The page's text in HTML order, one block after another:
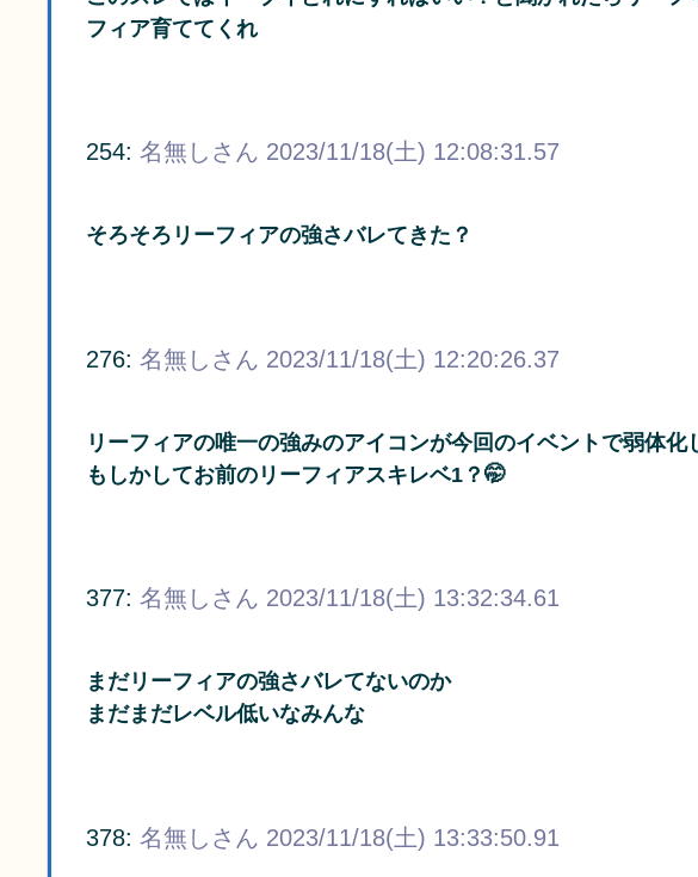
フィア育ててくれ
254: 名無しさん 2023/11/18(土) 12:08:31.57
そろそろリーフィアの強さバレてきた？
276: 名無しさん 2023/11/18(土) 12:20:26.37
リーフィアの唯一の強みのアイコンが今回のイベントで弱体
もしかしてお前のリーフィアスキレベ1？🤭
377: 名無しさん 2023/11/18(土) 13:32:34.61
まだリーフィアの強さバレてないのか
まだまだレベル低いなみんな
378: 名無しさん 2023/11/18(土) 13:33:50.91